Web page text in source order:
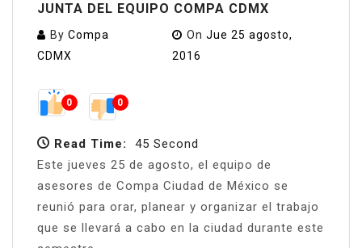
JUNTA DEL EQUIPO COMPA CDMX
By Compa
CDMX
OnJue 25 agosto,
2016
0 0
Read Time:
45 Second
Este jueves 25 de agosto, el equipo de
asesores de Compa Ciudad de México se
reunió para orar, planear y organizar el trabajo
que se llevará a cabo en la ciudad durante este